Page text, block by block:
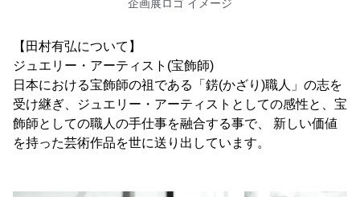
企画展ロゴ イメージ
【田村有弘について】
ジュエリー・アーティスト(宝飾師)
日本における宝飾師の祖である「錺(かざり)職人」の志を
受け継ぎ、ジュエリー・アーティストとしての感性と、宝
飾師としての職人の手仕事を融合する事で、 新しい価値
を持った芸術作品を世に送り出しています。